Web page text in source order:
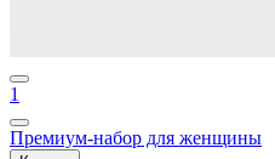
1
Премиум-набор для женщины